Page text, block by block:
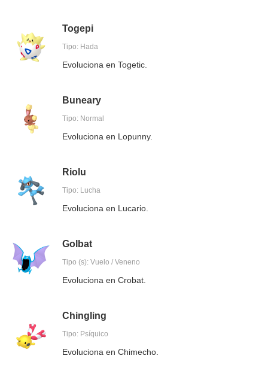
Togepi
Tipo: Hada
Evoluciona en Togetic.
Buneary
Tipo: Normal
Evoluciona en Lopunny.
Riolu
Tipo: Lucha
Evoluciona en Lucario.
Golbat
Tipo (s): Vuelo / Veneno
Evoluciona en Crobat.
Chingling
Tipo: Psíquico
Evoluciona en Chimecho.